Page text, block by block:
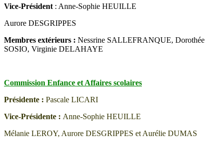
Vice-Président : Anne-Sophie HEUILLE
Aurore DESGRIPPES
Membres extérieurs : Nessrine SALLEFRANQUE, Dorothée
SOSIO, Virginie DELAHAYE
Commission Enfance et Affaires scolaires
Présidente : Pascale LICARI
Vice-Présidente : Anne-Sophie HEUILLE
Mélanie LEROY, Aurore DESGRIPPES et Aurélie DUMAS